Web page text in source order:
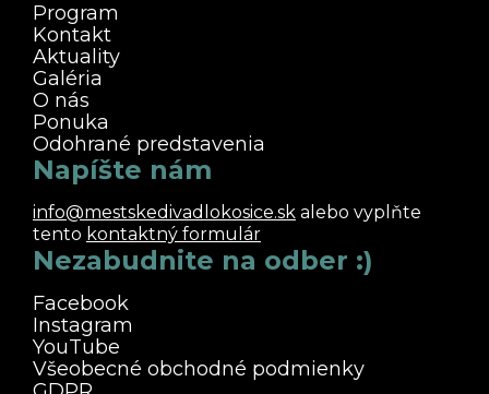
Program
Kontakt
Aktuality
Galéria
O nás
Ponuka
Odohrané predstavenia
Napíšte nám
info@mestskedivadlokosice.sk alebo vyplňte
tento kontaktný formulár
Nezabudnite na odber :)
Facebook
Instagram
YouTube
Všeobecné obchodné podmienky